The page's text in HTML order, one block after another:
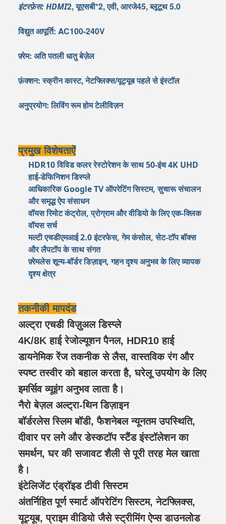
इंटरफ़ेस: HDMI2, यूएसबी*2, एवी, आरजे45, ब्लूटूथ 5.0
विद्युत आपूर्ति: AC100-240V
फ़्रेम: अति पतली धातु बेज़ेल
फ़ंक्शन: स्क्रीन कास्ट, नेटफ्लिक्स/यूट्यूब पहले से इंस्टॉल
अनुप्रयोग: लिविंग रूम होम टेलीविज़न
प्रमुख विशेषताऐं
HDR10 विविड कलर रेस्टोरेशन के साथ 50-इंच 4K UHD
हाई-डेफिनिशन डिस्प्ले
आधिकारिक Google TV ऑपरेटिंग सिस्टम, सुचारू संचालन
और समृद्ध ऐप संसाधन
वॉयस रिमोट कंट्रोल, प्रोग्राम और वीडियो के लिए एक-क्लिक
वॉयस सर्च
मल्टी एचडीएमआई 2.0 इंटरफेस, गेम कंसोल, सेट-टॉप बॉक्स
और लैपटॉप के साथ संगत
फ़्रेमलेस शून्य-बॉर्डर डिज़ाइन, गहन दृश्य अनुभव के लिए व्यापक
दृश्य क्षेत्र
तकनीकी मापदंड
अल्ट्रा एचडी विज़ुअल डिस्प्ले
4K/8K हाई रेजोल्यूशन पैनल, HDR10 हाई
डायनेमिक रेंज तकनीक से लैस, वास्तविक रंग और
स्पष्ट तस्वीर को बहाल करता है, घरेलू उपयोग के लिए
इमर्सिव व्यूइंग अनुभव लाता है।
नैरो बेज़ल अल्ट्रा-थिन डिज़ाइन
बॉर्डरलेस स्लिम बॉडी, फैशनेबल न्यूनतम उपस्थिति,
दीवार पर लगे और डेस्कटॉप स्टैंड इंस्टॉलेशन का
समर्थन, घर की सजावट शैली से पूरी तरह मेल खाता
है।
इंटेलिजेंट एंड्रॉइड टीवी सिस्टम
अंतर्निहित पूर्ण स्मार्ट ऑपरेटिंग सिस्टम, नेटफ्लिक्स,
यूट्यूब, प्राइम वीडियो जैसे स्ट्रीमिंग ऐप्स डाउनलोड